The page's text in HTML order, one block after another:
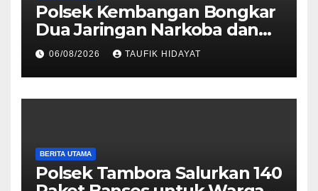
Polsek Kembangan Bongkar
Dua Jaringan Narkoba dan
Obat Keras, Sita Puluhan
Ribu Pil, 1,1 Kg Sabu hingga
Vape Etomidate
06/08/2026 TAUFIK HIDAYAT
BERITA UTAMA
Polsek Tambora Salurkan 140